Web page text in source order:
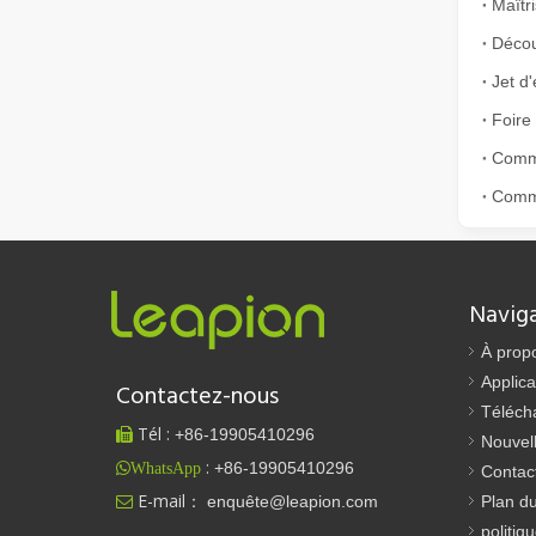
La découpe laser du métal est une méthode de
Foire
Contactez-nous
 Tél : +86-19905410296
WhatsApp : +86-19905410296
 E-mail： enquête@leapion.com
À
Plan